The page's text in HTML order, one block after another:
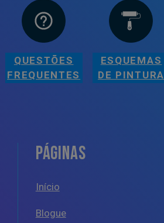
QUESTÕES
FREQUENTES
ESQUEMAS
DE PINTURA
PÁGINAS
Início
Blogue